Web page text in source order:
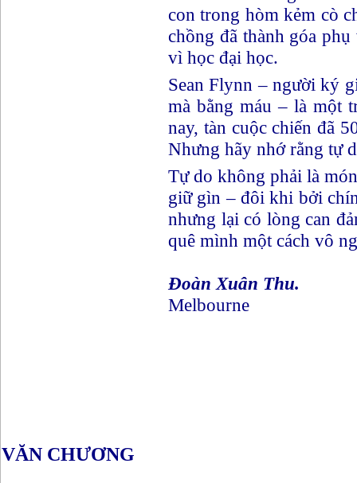
con trong hòm kẻm cò
chồng đã thành góa
vì học đại học.
Sean Flynn – người ký
mà bằng máu – là một
nay, tàn cuộc chiến đã
Nhưng hãy nhớ rằng tự
Tự do không phải là
giữ gìn – đôi khi bởi
nhưng lại có lòng can
quê mình một cách vô
Đoàn Xuân Thu.
Melbourne
VĂN CHƯƠNG